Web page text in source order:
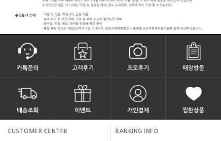
카톡문의 고객후기 포토후기 매장방문
배송조회 이벤트 개인결제 찜한상품
CUSTOMER CENTER BANKING INFO